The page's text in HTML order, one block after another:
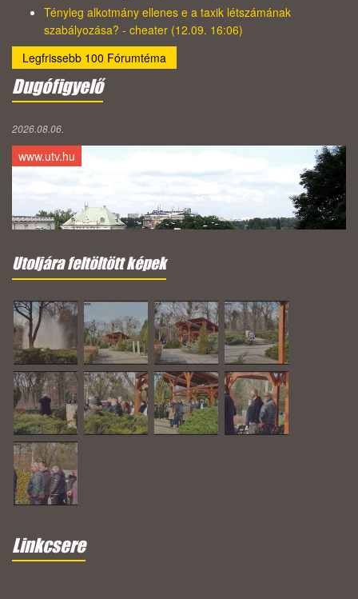
Tényleg alkotmány ellenes e a taxik létszámának
szabályozása? - cheater (12.09. 16:06)
Legfrissebb 100 Fórumtéma
Dugófigyelő
2026.08.06.
www.utv.hu
Utoljára feltöltött képek
Linkcsere